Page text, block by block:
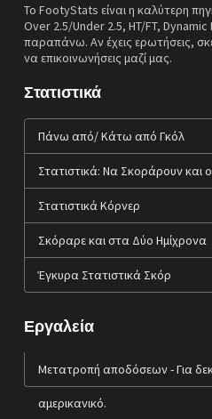
Το FootyStats είναι η καλύτερη
Over 2.5/Under 2.5, HT/FT,
παραπάνω. Αν έχεις ερωτήσεις,
να επικοινωνήσεις μαζί μας.
Στατιστικά
Πάνω από/ Κάτω από Γκόλ
Στατιστικά: Να Σκοράρουν και
Στατιστικά Κόρνερ
Σκόραρε και στα Δύο Ημίχρονα
Έγκυρα Στατιστικά Σκόρ
Εργαλεία
Μετατροπή αποδόσεων - Για
αμερικανικό.